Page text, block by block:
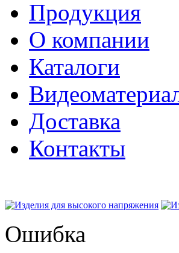
Продукция
О компании
Каталоги
Доставка
Контакты
Ошибка